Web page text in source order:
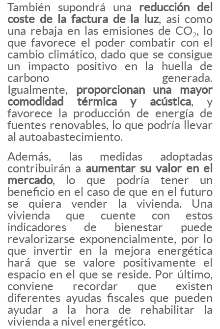
También supondrá una reducción del
coste de la factura de la luz, así como
una rebaja en las emisiones de CO₂, lo
que favorece el poder combatir con el
cambio climático, dado que se consigue
un impacto positivo en la huella de
carbono generada.
Igualmente, proporcionan una mayor
comodidad térmica y acústica, y
favorece la producción de energía de
fuentes renovables, lo que podría llevar
al autoabastecimiento.
Además, las medidas adoptadas
contribuirán a aumentar su valor en el
mercado, lo que podría tener un
beneficio en el caso de que en el futuro
se quiera vender la vivienda. Una
vivienda que cuente con estos
indicadores de bienestar puede
revalorizarse exponencialmente, por lo
que invertir en la mejora energética
hará que se valore positivamente el
espacio en el que se reside. Por último,
conviene recordar que existen
diferentes ayudas fiscales que pueden
ayudar a la hora de rehabilitar la
vivienda a nivel energético.